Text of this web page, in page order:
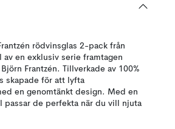
rödvinsglas 2-pack från
av en exklusiv serie framtagen
Frantzén. Tillverkade av 100%
skapade för att lyfta
en genomtänkt design. Med en
passar de perfekta när du vill njuta